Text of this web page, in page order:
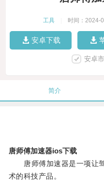
工具 时间：2024-
安卓下载
安卓
简介
唐师傅加速器ios下载
唐师傅加速器是一项让驾
术的科技产品。